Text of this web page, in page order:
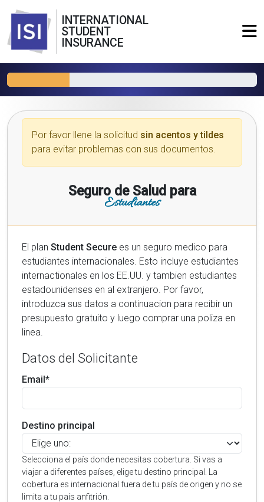
INTERNATIONAL
STUDENT
INSURANCE
Por favor llene la solicitud sin acentos y tildes
para evitar problemas con sus documentos.
Seguro de Salud para
Estudiantes
El plan Student Secure es un seguro medico para
estudiantes internacionales. Esto incluye estudiantes
internactionales en los EE.UU. y tambien estudiantes
estadounidenses en al extranjero. Por favor,
introduzca sus datos a continuacion para recibir un
presupuesto gratuito y luego comprar una poliza en
linea.
Datos del Solicitante
Email*
Destino principal
Selecciona el país donde necesitas cobertura. Si vas a
viajar a diferentes países, elige tu destino principal. La
cobertura es internacional fuera de tu país de origen y no se
limita a tu país anfitrión.